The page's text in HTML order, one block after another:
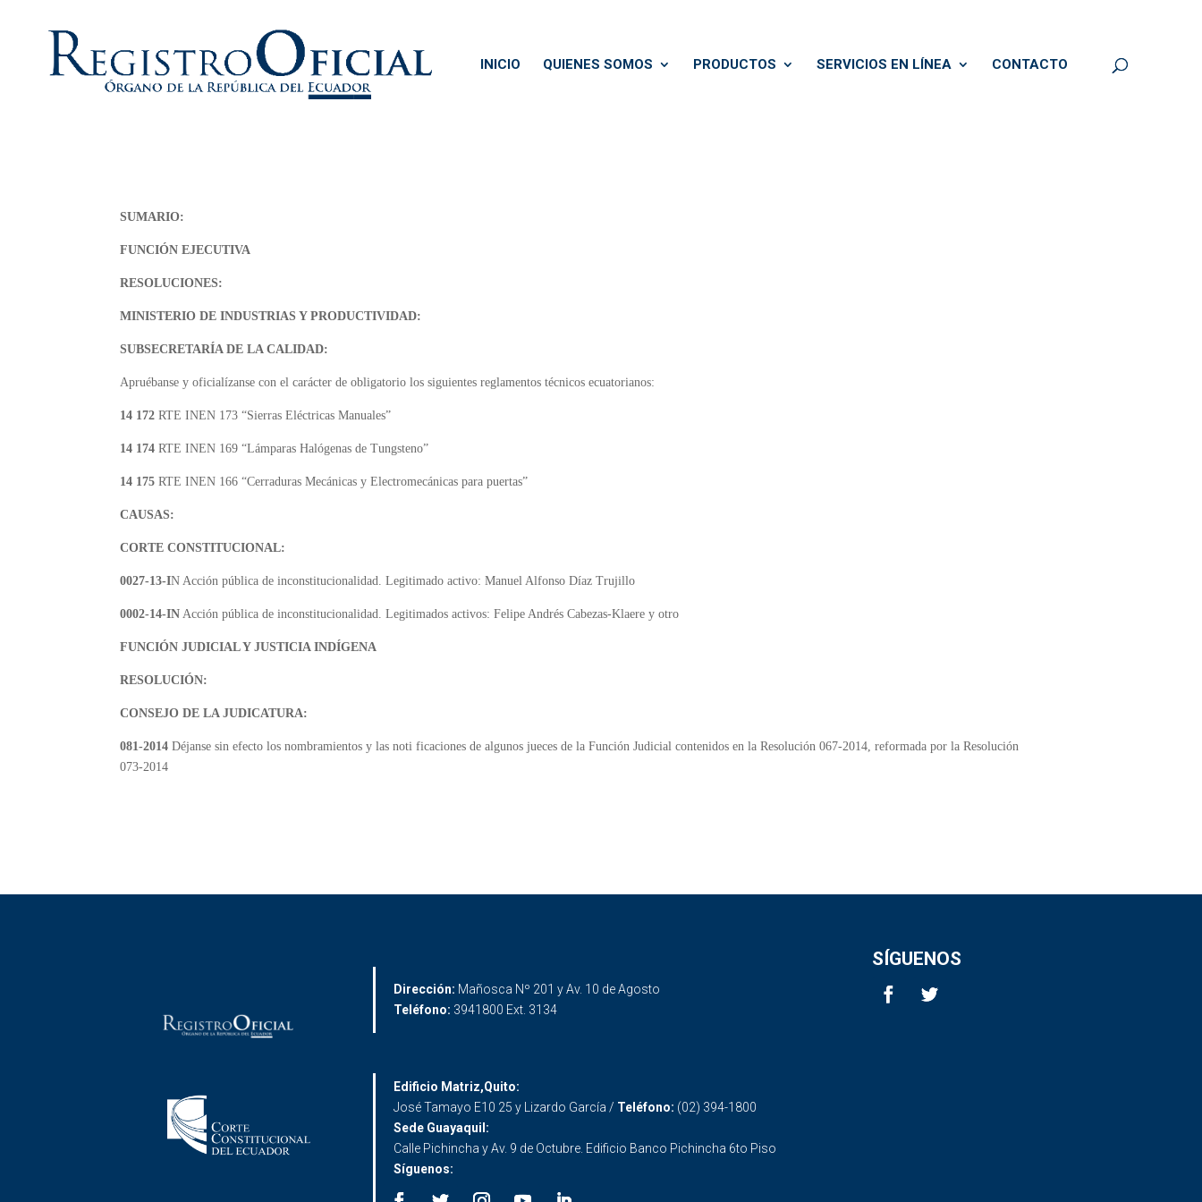
INICIO QUIENES SOMOS PRODUCTOS SERVICIOS EN LÍNEA CONTACTO
SUMARIO:
FUNCIÓN EJECUTIVA
RESOLUCIONES:
MINISTERIO DE INDUSTRIAS Y PRODUCTIVIDAD:
SUBSECRETARÍA DE LA CALIDAD:
Apruébanse y oficialízanse con el carácter de obligatorio los siguientes reglamentos técnicos ecuatorianos:
14 172 RTE INEN 173 “Sierras Eléctricas Manuales”
14 174 RTE INEN 169 “Lámparas Halógenas de Tungsteno”
14 175RTE INEN 166 “Cerraduras Mecánicas y Electromecánicas para puertas”
CAUSAS:
CORTE CONSTITUCIONAL:
0027-13-IN Acción pública de inconstitucionalidad. Legitimado activo: Manuel Alfonso Díaz Trujillo
0002-14-IN Acción pública de inconstitucionalidad. Legitimados activos: Felipe Andrés Cabezas-Klaere y otro
FUNCIÓN JUDICIAL Y JUSTICIA INDÍGENA
RESOLUCIÓN:
CONSEJO DE LA JUDICATURA:
081-2014Déjanse sin efecto los nombramientos y las noti ficaciones de algunos jueces de la Función Judicial contenidos en la Resolución 067-2014, reformada por la Resolución
073-2014
Dirección: Mañosca Nº 201 y Av. 10 de Agosto
Teléfono: 3941800 Ext. 3134
SÍGUENOS
Edificio Matriz,Quito:
José Tamayo E10 25 y Lizardo García / Teléfono: (02) 394-1800
Sede Guayaquil:
Calle Pichincha y Av. 9 de Octubre. Edificio Banco Pichincha 6to Piso
Síguenos: